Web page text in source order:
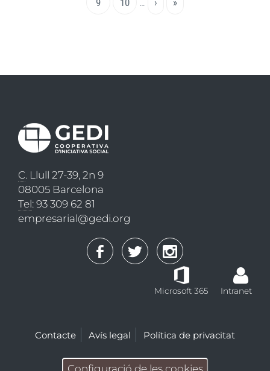
C. Llull 27-39, 2n 9
08005 Barcelona
Tel: 93 309 62 81
empresarial@gedi.org
Microsoft 365 Intranet
Contacte Avís legal Política de privacitat
Configuració de les cookies